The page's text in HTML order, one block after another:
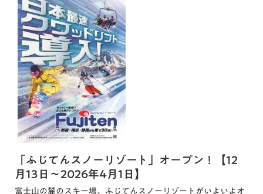
「ふじてんスノーリゾート」オープン！【12
月13日～2026年4月1日】
富士山の麓のスキー場、ふじてんスノーリゾートがいよいよオ